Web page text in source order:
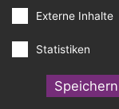
Externe Inhalte
Statistiken
Speichern